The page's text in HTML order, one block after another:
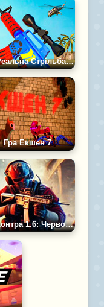
Гра Реальна Стрільба ФПС
Гра Екшен 7
Гра Контра 1.6: Червоні Проти Синіх